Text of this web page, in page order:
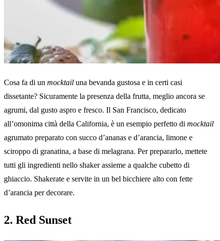
Cosa fa di un mocktail una bevanda gustosa e in certi casi
dissetante? Sicuramente la presenza della frutta, meglio ancora se
agrumi, dal gusto aspro e fresco. Il San Francisco, dedicato
all’omonima città della California, è un esempio perfetto di mocktail
agrumato preparato con succo d’ananas e d’arancia, limone e
sciroppo di granatina, a base di melagrana. Per prepararlo, mettete
tutti gli ingredienti nello shaker assieme a qualche cubetto di
ghiaccio. Shakerate e servite in un bel bicchiere alto con fette
d’arancia per decorare.
2. Red Sunset